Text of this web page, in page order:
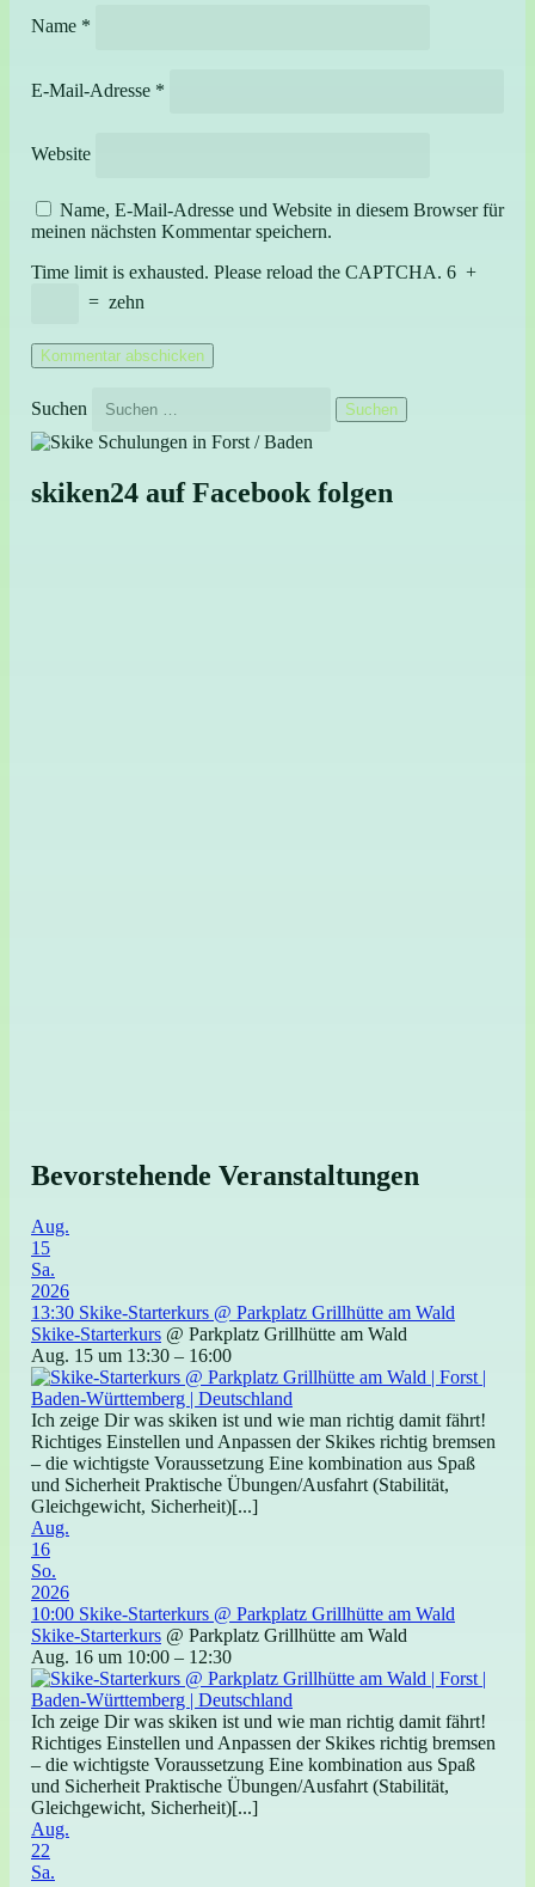
Name *
E-Mail-Adresse *
Website
Name, E-Mail-Adresse und Website in diesem Browser für
meinen nächsten Kommentar speichern.
Time limit is exhausted. Please reload the CAPTCHA. 6 +
= zehn
Suchen
skiken24 auf Facebook folgen
Bevorstehende Veranstaltungen
Aug.
15
Sa.
2026
13:30 Skike-Starterkurs @ Parkplatz Grillhütte am Wald
Skike-Starterkurs @ Parkplatz Grillhütte am Wald
Aug. 15 um 13:30 – 16:00
Ich zeige Dir was skiken ist und wie man richtig damit fährt!
Richtiges Einstellen und Anpassen der Skikes richtig bremsen
– die wichtigste Voraussetzung Eine kombination aus Spaß
und Sicherheit Praktische Übungen/Ausfahrt (Stabilität,
Gleichgewicht, Sicherheit)[...]
Aug.
16
So.
2026
10:00 Skike-Starterkurs @ Parkplatz Grillhütte am Wald
Skike-Starterkurs @ Parkplatz Grillhütte am Wald
Aug. 16 um 10:00 – 12:30
Ich zeige Dir was skiken ist und wie man richtig damit fährt!
Richtiges Einstellen und Anpassen der Skikes richtig bremsen
– die wichtigste Voraussetzung Eine kombination aus Spaß
und Sicherheit Praktische Übungen/Ausfahrt (Stabilität,
Gleichgewicht, Sicherheit)[...]
Aug.
22
Sa.